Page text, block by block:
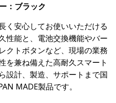
：ブラック
く安心してお使いいただける
性能と、電池交換機能やバー
クトボタンなど、現場の業務
を兼ね備えた高耐久スマート
設計、製造、サポートまで国
MADE製品です。